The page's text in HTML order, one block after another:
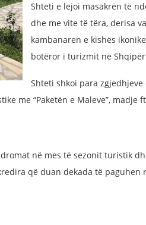
Shteti e lejoi masakrën të
dhe me vite të tëra, derisa
kambanaren e kishës
botëror i turizmit në
Shteti shkoi para
me “Paketën e Maleve”, madje
në mes të sezonit turistik
që duan dekada të paguhen